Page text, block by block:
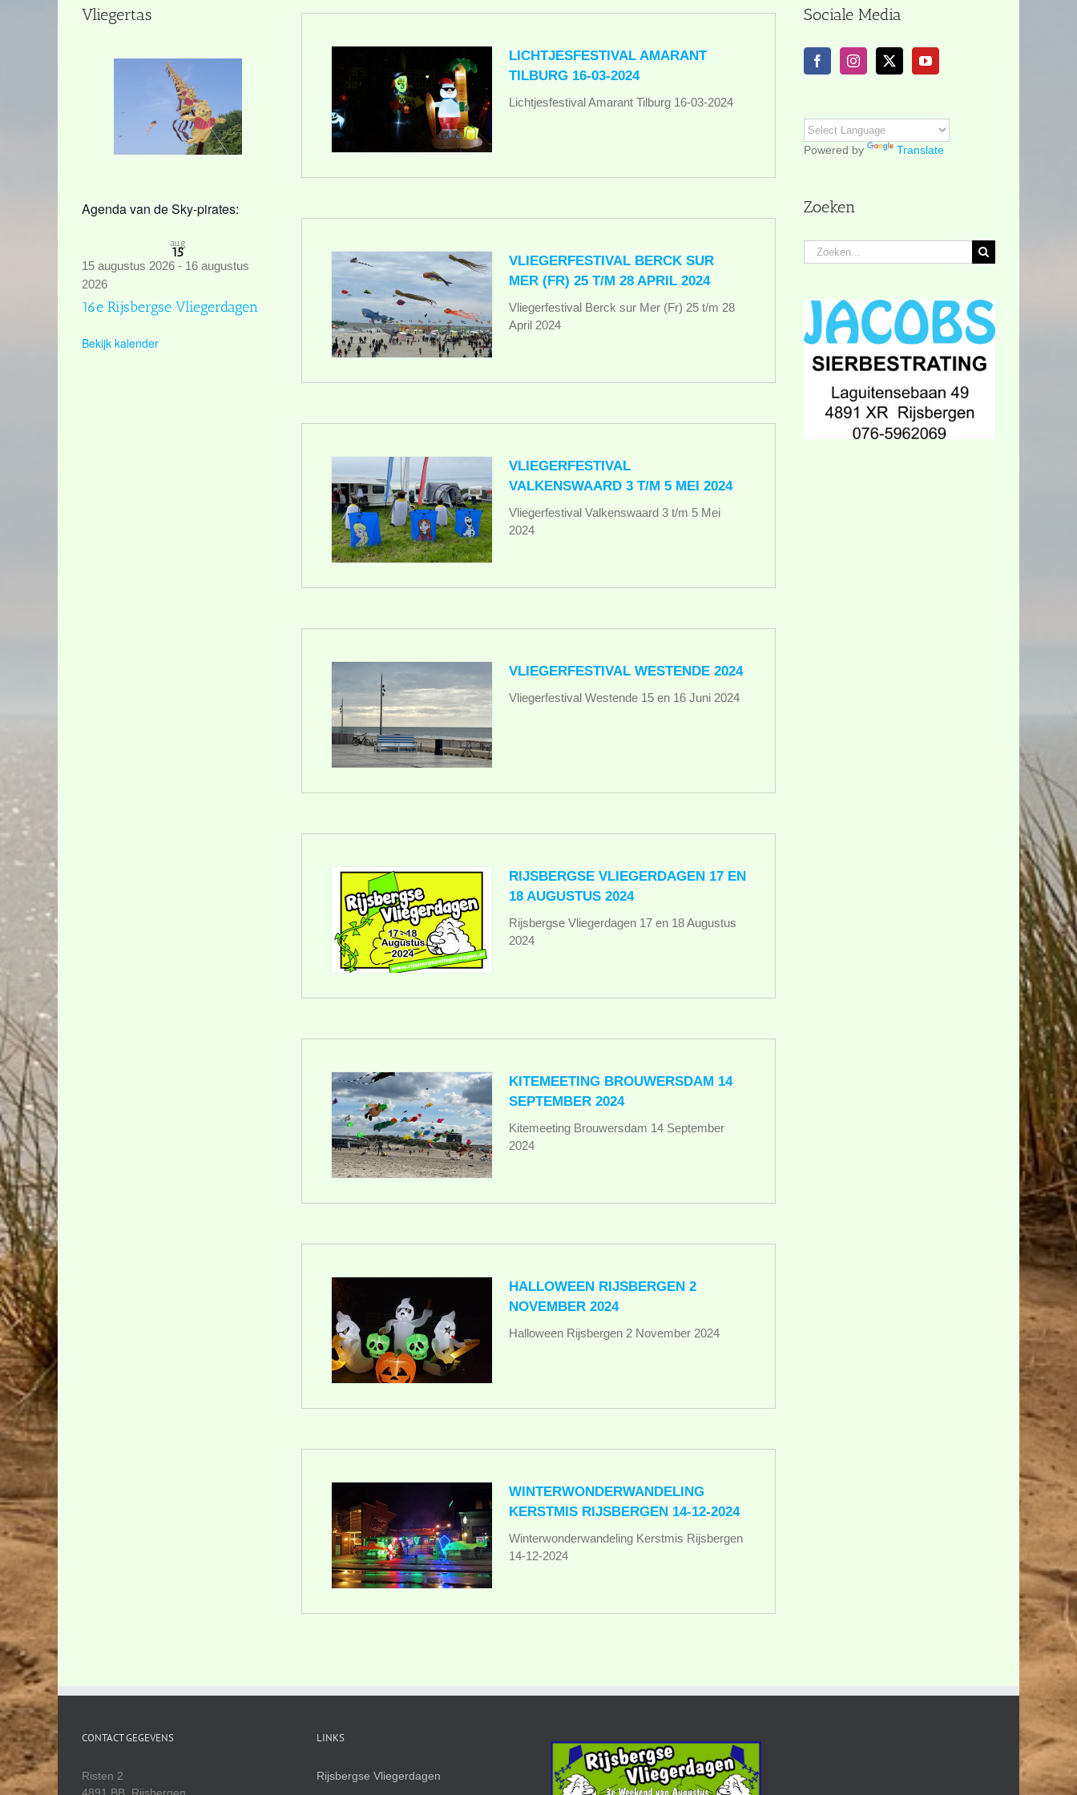
LICHTJESFESTIVAL AMARANT
TILBURG 16-03-2024
Lichtjesfestival Amarant Tilburg 16-03-2024
VLIEGERFESTIVAL BERCK SUR
MER (FR) 25 T/M 28 APRIL 2024
Vliegerfestival Berck sur Mer (Fr) 25 t/m 28
April 2024
VLIEGERFESTIVAL
VALKENSWAARD 3 T/M 5 MEI 2024
Vliegerfestival Valkenswaard 3 t/m 5 Mei
2024
VLIEGERFESTIVAL WESTENDE 2024
Vliegerfestival Westende 15 en 16 Juni 2024
RIJSBERGSE VLIEGERDAGEN 17 EN
18 AUGUSTUS 2024
Rijsbergse Vliegerdagen 17 en 18 Augustus
2024
KITEMEETING BROUWERSDAM 14
SEPTEMBER 2024
Kitemeeting Brouwersdam 14 September
2024
HALLOWEEN RIJSBERGEN 2
NOVEMBER 2024
Halloween Rijsbergen 2 November 2024
WINTERWONDERWANDELING
KERSTMIS RIJSBERGEN 14-12-2024
Winterwonderwandeling Kerstmis Rijsbergen
14-12-2024
Vliegertas
Agenda van de Sky-pirates:
aug
15
15 augustus 2026 - 16 augustus
2026
16e Rijsbergse Vliegerdagen
Bekijk kalender
Sociale Media
Powered by Translate
Zoeken
Zoeken
naar:
CONTACT GEGEVENS
Risten 2
LINKS
Rijsbergse Vliegerdagen